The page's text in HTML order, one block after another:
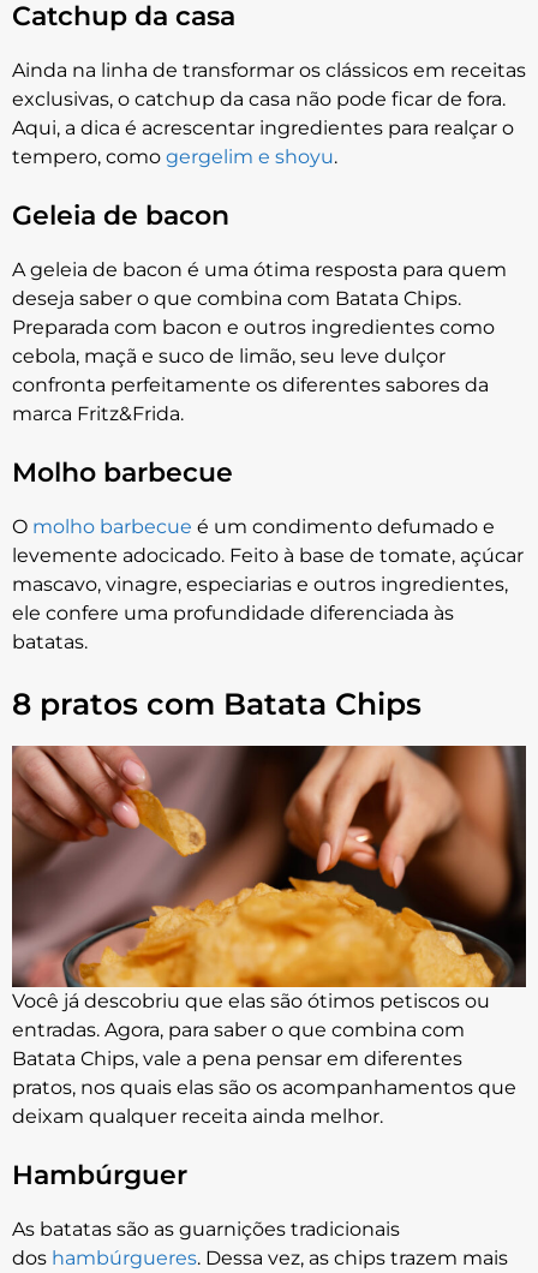
Catchup da casa
Ainda na linha de transformar os clássicos em receitas
exclusivas, o catchup da casa não pode ficar de fora.
Aqui, a dica é acrescentar ingredientes para realçar o
tempero, como gergelim e shoyu.
Geleia de bacon
A geleia de bacon é uma ótima resposta para quem
deseja saber o que combina com Batata Chips.
Preparada com bacon e outros ingredientes como
cebola, maçã e suco de limão, seu leve dulçor
confronta perfeitamente os diferentes sabores da
marca Fritz&Frida.
Molho barbecue
O molho barbecue é um condimento defumado e
levemente adocicado. Feito à base de tomate, açúcar
mascavo, vinagre, especiarias e outros ingredientes,
ele confere uma profundidade diferenciada às
batatas.
8 pratos com Batata Chips
Você já descobriu que elas são ótimos petiscos ou
entradas. Agora, para saber o que combina com
Batata Chips, vale a pena pensar em diferentes
pratos, nos quais elas são os acompanhamentos que
deixam qualquer receita ainda melhor.
Hambúrguer
As batatas são as guarnições tradicionais
dos hambúrgueres. Dessa vez, as chips trazem mais